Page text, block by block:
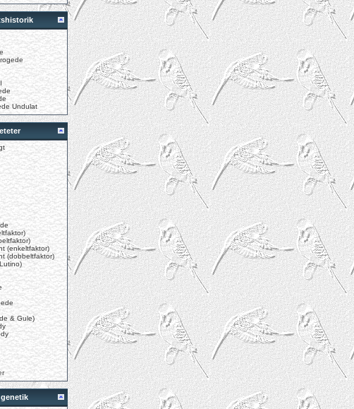
Undulat
(enkeltfaktor)
(dobbeltfaktor)
& Gule)